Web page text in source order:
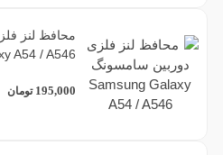
محافظ لنز
A54 / A546
195,000 تومان